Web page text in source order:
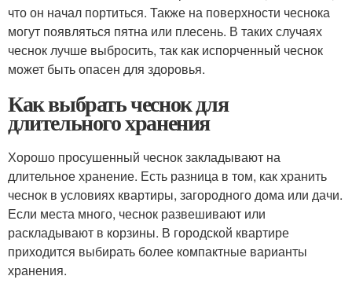
что он начал портиться. Также на поверхности чеснока
могут появляться пятна или плесень. В таких случаях
чеснок лучше выбросить, так как испорченный чеснок
может быть опасен для здоровья.
Как выбрать чеснок для
длительного хранения
Хорошо просушенный чеснок закладывают на
длительное хранение. Есть разница в том, как хранить
чеснок в условиях квартиры, загородного дома или дачи.
Если места много, чеснок развешивают или
раскладывают в корзины. В городской квартире
приходится выбирать более компактные варианты
хранения.